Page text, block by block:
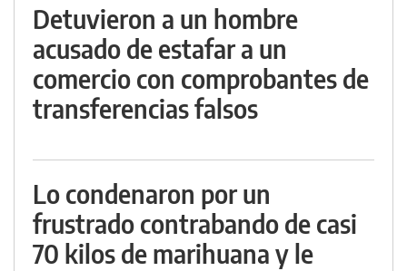
Detuvieron a un hombre
acusado de estafar a un
comercio con comprobantes de
transferencias falsos
Lo condenaron por un
frustrado contrabando de casi
70 kilos de marihuana y le